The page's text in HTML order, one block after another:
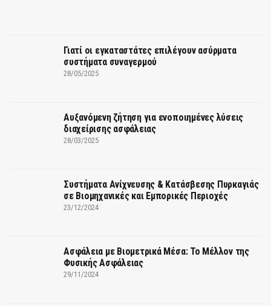
Γιατί οι εγκαταστάτες επιλέγουν ασύρματα
συστήματα συναγερμού
28/05/2025
Αυξανόμενη ζήτηση για ενοποιημένες λύσεις
διαχείρισης ασφάλειας
28/03/2025
Συστήματα Ανίχνευσης & Κατάσβεσης Πυρκαγιάς
σε Βιομηχανικές και Εμπορικές Περιοχές
23/12/2024
Ασφάλεια με Βιομετρικά Μέσα: Το Μέλλον της
Φυσικής Ασφάλειας
29/11/2024